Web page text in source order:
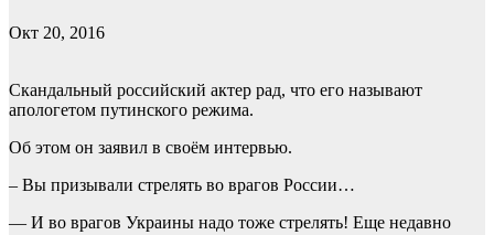
Окт 20, 2016
Скандальный российский актер рад, что его называют
апологетом путинского режима.
Об этом он заявил в своём интервью.
– Вы призывали стрелять во врагов России…
— И во врагов Украины надо тоже стрелять! Еще недавно